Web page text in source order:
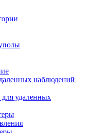
наблюдений
удаленных